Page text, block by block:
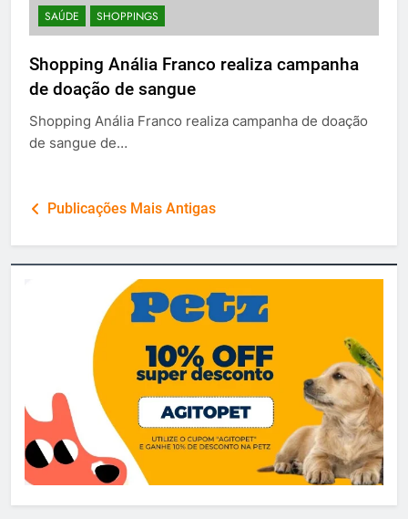
SAÚDE SHOPPINGS
Shopping Anália Franco realiza campanha
de doação de sangue
Shopping Anália Franco realiza campanha de doação
de sangue de…
Navegação
por
posts
Publicações Mais Antigas